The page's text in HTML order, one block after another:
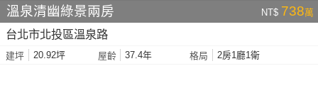
溫泉清幽綠景兩房 NT$ 738萬
台北市北投區溫泉路
建坪 20.92坪 屋齡 37.4年 格局 2房1廳1衛